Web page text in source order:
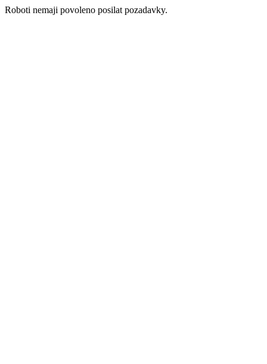
Roboti nemaji povoleno posilat pozadavky.